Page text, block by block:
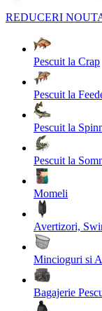
REDUCERI
Pescuit la Crap
Pescuit la
Pescuit la
Pescuit la
Momeli
Avertizori,
Mincioguri si
Bagajerie